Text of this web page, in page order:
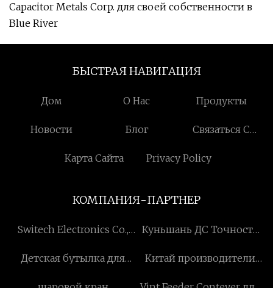
Capacitor Metals Corp. для своей собственности в
Blue River
БЫСТРАЯ НАВИГАЦИЯ
Дом О Нас Продукты
Новости Блог
Связаться С
Карта Сайта
Privacy Policy
КОМПАНИЯ-ПАРТНЕР
Switech Electronics Co.,
Куньшань ДС Точность
ограниченной
Детская бутылка для
Китай производители